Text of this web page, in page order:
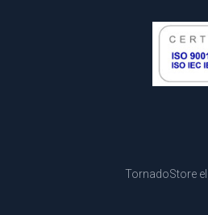
TornadoStore